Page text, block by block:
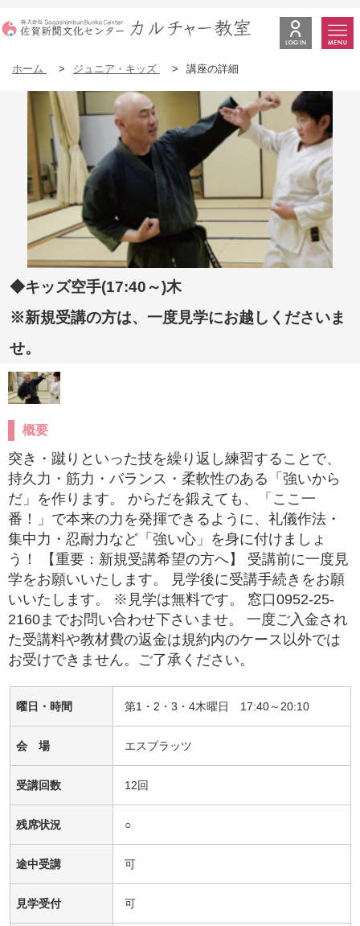
ホーム > ジュニア・キッズ > 講座の詳細
◆キッズ空手(17:40～)木
※新規受講の方は、一度見学にお越しくださいま
せ。
概要
突き・蹴りといった技を繰り返し練習することで、
持久力・筋力・バランス・柔軟性のある「強いから
だ」を作ります。 からだを鍛えても、「ここ一
番！」で本来の力を発揮できるように、礼儀作法・
集中力・忍耐力など「強い心」を身に付けましょ
う！ 【重要：新規受講希望の方へ】 受講前に一度見
学をお願いいたします。 見学後に受講手続きをお願
いいたします。 ※見学は無料です。 窓口0952-25-
2160までお問い合わせ下さいませ。 一度ご入金され
た受講料や教材費の返金は規約内のケース以外では
お受けできません。ご了承ください。
曜日・時間 第1・2・3・4木曜日 17:40～20:10
会 場 エスプラッツ
受講回数 12回
残席状況 ○
途中受講 可
見学受付 可